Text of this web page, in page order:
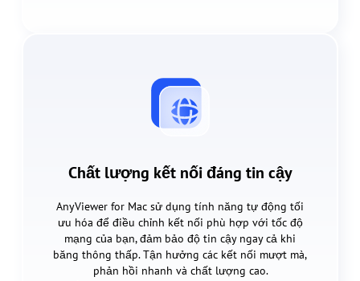
Chất lượng kết nối đáng tin cậy
AnyViewer for Mac sử dụng tính năng tự động tối
ưu hóa để điều chỉnh kết nối phù hợp với tốc độ
mạng của bạn, đảm bảo độ tin cậy ngay cả khi
băng thông thấp. Tận hưởng các kết nối mượt mà,
phản hồi nhanh và chất lượng cao.